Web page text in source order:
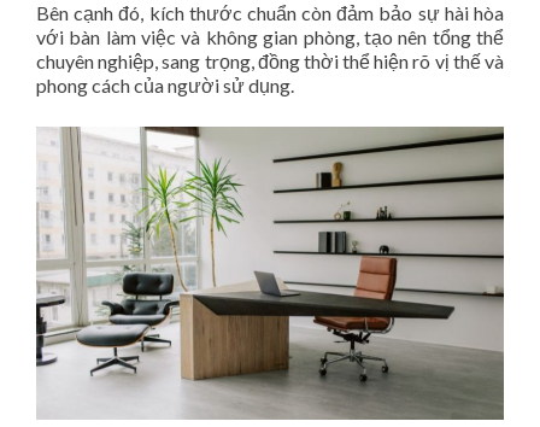
Bên cạnh đó, kích thước chuẩn còn đảm bảo sự hài hòa
với bàn làm việc và không gian phòng, tạo nên tổng thể
chuyên nghiệp, sang trọng, đồng thời thể hiện rõ vị thế và
phong cách của người sử dụng.